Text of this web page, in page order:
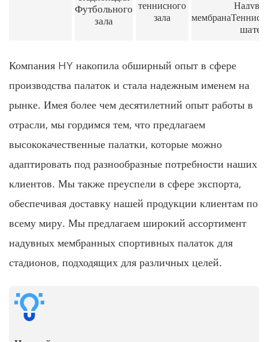
Футбольного
зала
теннисного
зала
мембранаТеннис
шатер
Компания HY накопила обширный опыт в сфере
производства палаток и стала надежным именем на
рынке. Имея более чем десятилетний опыт работы в
отрасли, мы гордимся тем, что предлагаем
высококачественные палатки, которые можно
адаптировать под разнообразные потребности наших
клиентов. Мы также преуспели в сфере экспорта,
обеспечивая доставку нашей продукции клиентам по
всему миру. Мы предлагаем широкий ассортимент
надувных мембранных спортивных палаток для
стадионов, подходящих для различных целей.